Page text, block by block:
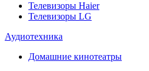
Телевизоры Haier
Телевизоры LG
Аудиотехника
Домашние кинотеатры